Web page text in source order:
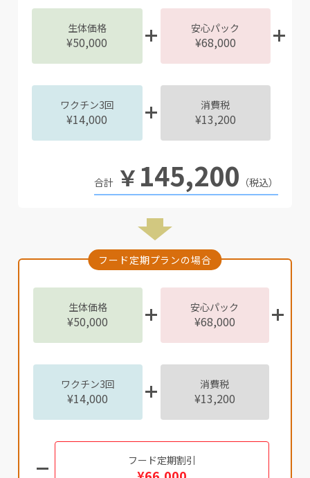
生体価格
¥50,000
安心パック
¥68,000
ワクチン3回
¥14,000
消費税
¥13,200
￥145,200 （税込）
フード定期プランの場合
生体価格
¥50,000
安心パック
¥68,000
ワクチン3回
¥14,000
消費税
¥13,200
フード定期割引